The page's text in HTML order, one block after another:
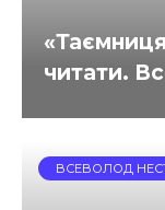
читати.
ВСЕВОЛОД